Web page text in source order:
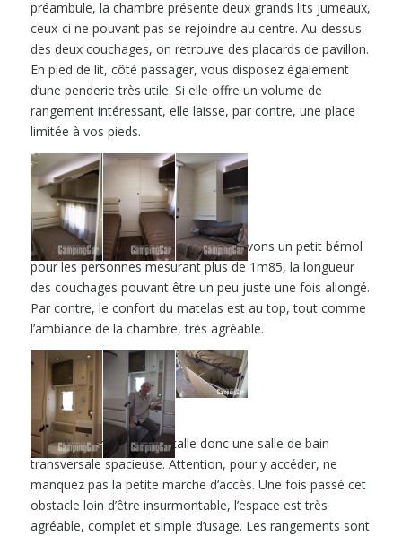
préambule, la chambre présente deux grands lits jumeaux,
ceux-ci ne pouvant pas se rejoindre au centre. Au-dessus
des deux couchages, on retrouve des placards de pavillon.
En pied de lit, côté passager, vous disposez également
d’une penderie très utile. Si elle offre un volume de
rangement intéressant, elle laisse, par contre, une place
limitée à vos pieds.
Pour les deux couchages, nous soulevons un petit bémol
pour les personnes mesurant plus de 1m85, la longueur
des couchages pouvant être un peu juste une fois allongé.
Par contre, le confort du matelas est au top, tout comme
l’ambiance de la chambre, très agréable.
A l’arrière, Challenger installe donc une salle de bain
transversale spacieuse. Attention, pour y accéder, ne
manquez pas la petite marche d’accès. Une fois passé cet
obstacle loin d’être insurmontable, l’espace est très
agréable, complet et simple d’usage. Les rangements sont